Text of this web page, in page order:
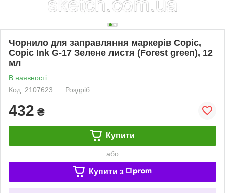
Чорнило для заправляння маркерів Copic,
Copic Ink G-17 Зелене листя (Forest green), 12
мл
В наявності
Код: 2107623
Роздріб
432 ₴
Купити
або
Купити з